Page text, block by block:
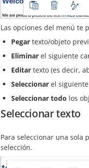
Las opciones del menú te
Pegar texto/objeto
Eliminar el siguiente
Editar texto (es decir,
Seleccionar el
Seleccionar todo los
Seleccionar texto
Para seleccionar una sola
selección.